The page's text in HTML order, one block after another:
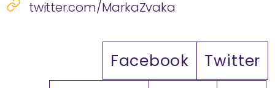
twitter.com/MarkaZvaka
Facebook
Twitter